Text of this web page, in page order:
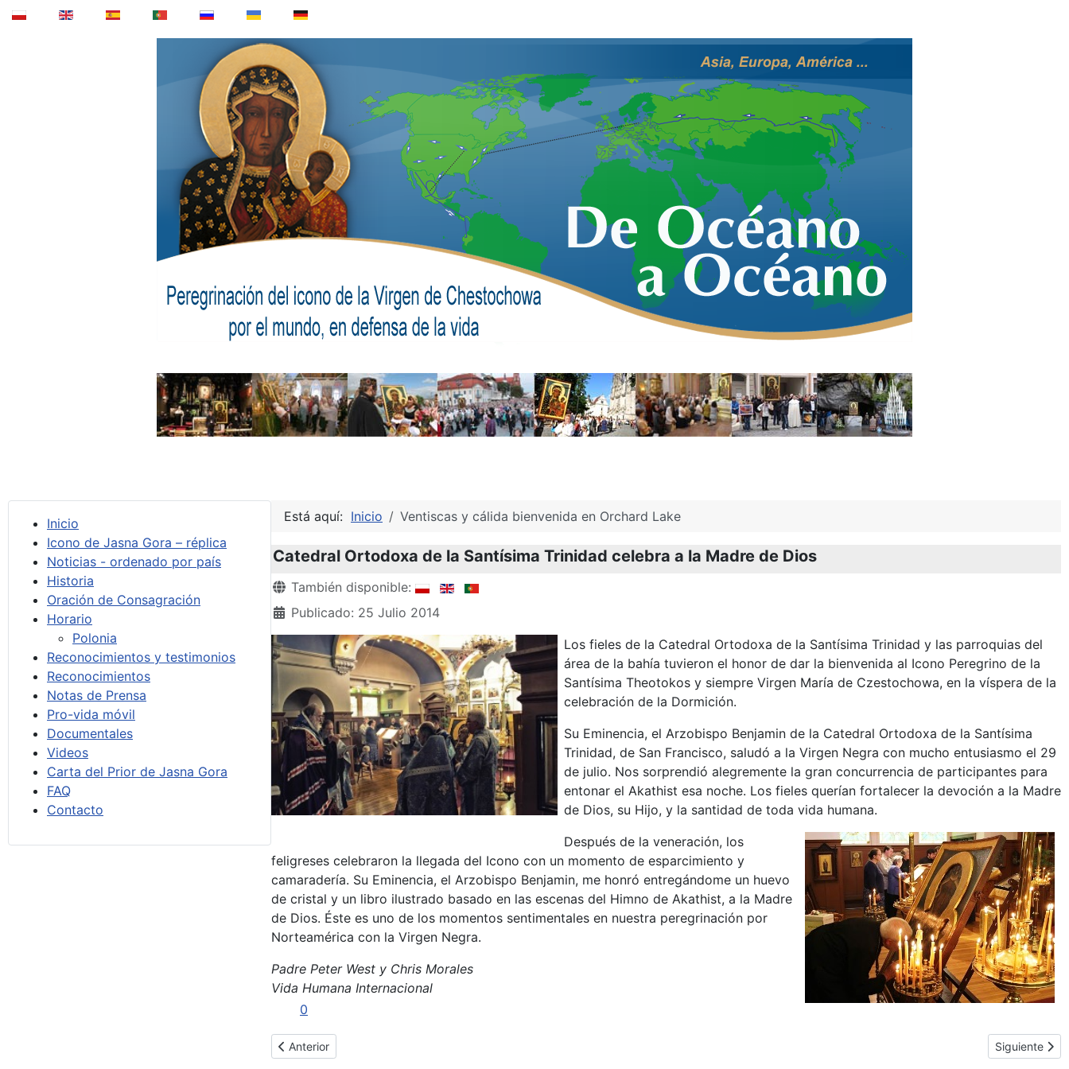
Inicio
Icono de Jasna Gora – réplica
Noticias - ordenado por país
Historia
Oración de Consagración
Horario
Polonia
Reconocimientos y testimonios
Reconocimientos
Notas de Prensa
Pro-vida móvil
Documentales
Videos
Carta del Prior de Jasna Gora
FAQ
Contacto
Está aquí: Inicio Ventiscas y cálida bienvenida en Orchard Lake
Catedral Ortodoxa de la Santísima Trinidad celebra a la Madre de Dios
Detalles
También disponible:
Publicado: 25 Julio 2014
Los fieles de la Catedral Ortodoxa de la Santísima Trinidad y las parroquias del
área de la bahía tuvieron el honor de dar la bienvenida al Icono Peregrino de la
Santísima Theotokos y siempre Virgen María de Czestochowa, en la víspera de la
celebración de la Dormición.
Su Eminencia, el Arzobispo Benjamin de la Catedral Ortodoxa de la Santísima
Trinidad, de San Francisco, saludó a la Virgen Negra con mucho entusiasmo el 29
de julio. Nos sorprendió alegremente la gran concurrencia de participantes para
entonar el Akathist esa noche. Los fieles querían fortalecer la devoción a la Madre
de Dios, su Hijo, y la santidad de toda vida humana.
Después de la veneración, los
feligreses celebraron la llegada del Icono con un momento de esparcimiento y
camaradería. Su Eminencia, el Arzobispo Benjamin, me honró entregándome un huevo
de cristal y un libro ilustrado basado en las escenas del Himno de Akathist, a la Madre
de Dios. Éste es uno de los momentos sentimentales en nuestra peregrinación por
Norteamérica con la Virgen Negra.
Padre Peter West y Chris Morales
Vida Humana Internacional
0
Artículo anterior: Nuestra Señora continua el viaje por el norte de California
Anterior Artículo
Siguiente